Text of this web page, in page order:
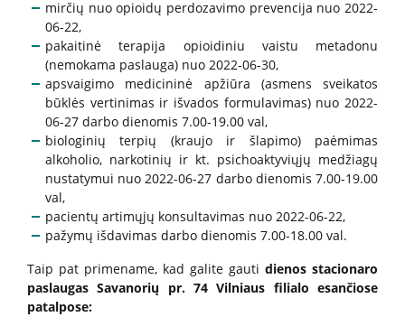
CRAFT specialistų konsultacijos
Informacija tėvams
Informacija psichikos sveikatos centrams
Projektai
Naujienos
Apie paslaugas
mirčių nuo opioidų perdozavimo prevencija nuo 2022-
06-22,
pakaitinė terapija opioidiniu vaistu metadonu
(nemokama paslauga) nuo 2022-06-30,
apsvaigimo medicininė apžiūra (asmens sveikatos
būklės vertinimas ir išvados formulavimas) nuo 2022-
06-27 darbo dienomis 7.00-19.00 val,
biologinių terpių (kraujo ir šlapimo) paėmimas
alkoholio, narkotinių ir kt. psichoaktyviųjų medžiagų
nustatymui nuo 2022-06-27 darbo dienomis 7.00-19.00
val,
pacientų artimųjų konsultavimas nuo 2022-06-22,
pažymų išdavimas darbo dienomis 7.00-18.00 val.
Taip pat primename, kad galite gauti dienos stacionaro
paslaugas Savanorių pr. 74 Vilniaus filialo esančiose
patalpose: